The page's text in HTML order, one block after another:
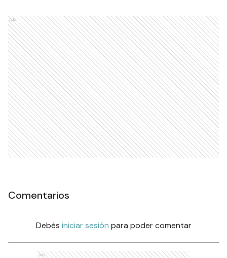
Ads
Comentarios
Debés iniciar sesión para poder comentar
Ads